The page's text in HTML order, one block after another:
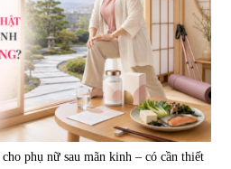
& Nattokinase Hokoen 80 viên
0
980.000 đ
phụ nữ sau mãn kinh – có cần thiết